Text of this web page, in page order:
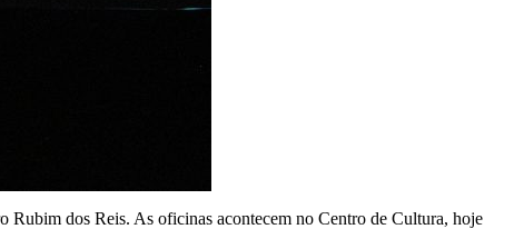
dos Reis. As oficinas acontecem no Centro de Cultura, hoje